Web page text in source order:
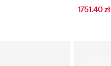
1751.40 zł